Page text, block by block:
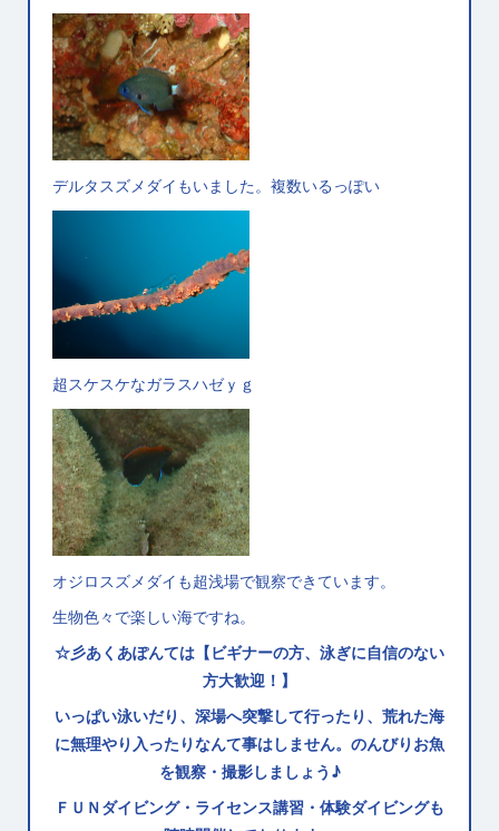
デルタスズメダイもいました。複数いるっぽい
超スケスケなガラスハゼｙｇ
オジロスズメダイも超浅場で観察できています。
生物色々で楽しい海ですね。
☆彡あくあぽんては【ビギナーの方、泳ぎに自信のない
方大歓迎！】
いっぱい泳いだり、深場へ突撃して行ったり、荒れた海
に無理やり入ったりなんて事はしません。のんびりお魚
を観察・撮影しましょう♪
ＦＵＮダイビング・ライセンス講習・体験ダイビングも